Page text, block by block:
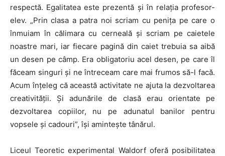
respectă. Egalitatea este prezentă și în relația profesor-
elev. „Prin clasa a patra noi scriam cu penița pe care o
înmuiam în călimara cu cerneală și scriam pe caietele
noastre mari, iar fiecare pagină din caiet trebuia sa aibă
un desen pe câmp. Era obligatoriu acel desen, pe care îl
făceam singuri și ne întreceam care mai frumos să-l facă.
Acum înțeleg că această activitate ne ajuta la dezvoltarea
creativității. Și adunările de clasă erau orientate pe
dezvoltarea copiilor, nu pe adunatul banilor pentru
vopsele și cadouri”, își amintește tânărul.
Liceul Teoretic experimental Waldorf oferă posibilitatea